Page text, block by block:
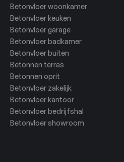
Betonvloer woonkamer
Betonvloer keuken
Betonvloer garage
Betonvloer badkamer
Betonvloer buiten
Betonnen terras
Betonnen oprit
Betonvloer zakelijk
Betonvloer kantoor
Betonvloer bedrijfshal
Betonvloer showroom